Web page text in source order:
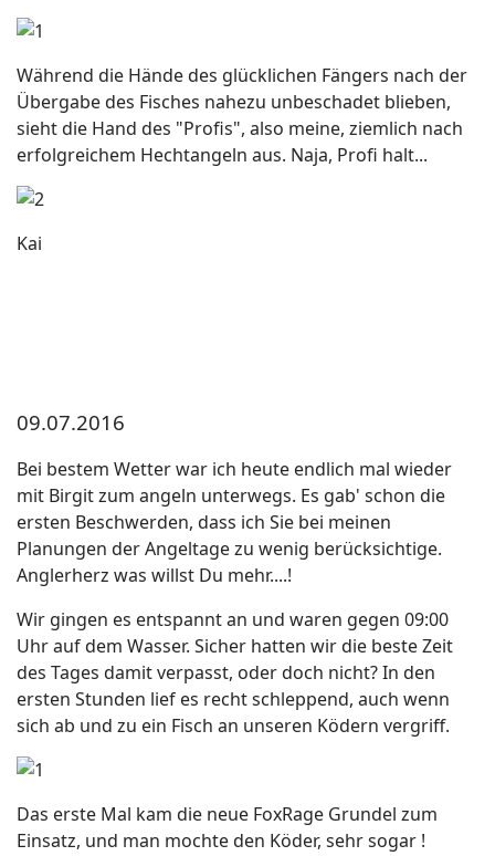
Während die Hände des glücklichen Fängers nach der
Übergabe des Fisches nahezu unbeschadet blieben,
sieht die Hand des "Profis", also meine, ziemlich nach
erfolgreichem Hechtangeln aus. Naja, Profi halt...
Kai
09.07.2016
Bei bestem Wetter war ich heute endlich mal wieder
mit Birgit zum angeln unterwegs. Es gab' schon die
ersten Beschwerden, dass ich Sie bei meinen
Planungen der Angeltage zu wenig berücksichtige.
Anglerherz was willst Du mehr....!
Wir gingen es entspannt an und waren gegen 09:00
Uhr auf dem Wasser. Sicher hatten wir die beste Zeit
des Tages damit verpasst, oder doch nicht? In den
ersten Stunden lief es recht schleppend, auch wenn
sich ab und zu ein Fisch an unseren Ködern vergriff.
Das erste Mal kam die neue FoxRage Grundel zum
Einsatz, und man mochte den Köder, sehr sogar !